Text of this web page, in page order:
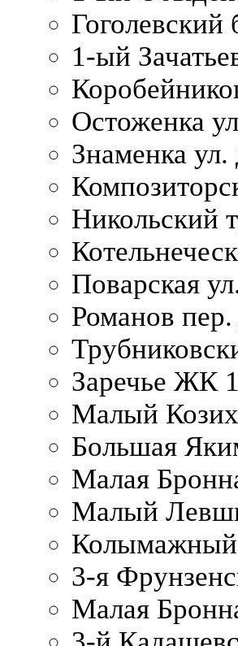
Гоголевский
1-ый
Остоженка
Знаменка
Никольский
Поварская
Романов
Заречье ЖК
Малый
Большая
Малая
Малый
3-я
Малая